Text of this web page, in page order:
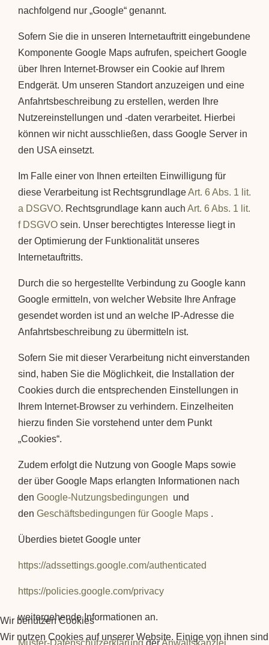
nachfolgend nur „Google“ genannt.
Sofern Sie die in unseren Internetauftritt eingebundene
Komponente Google Maps aufrufen, speichert Google
über Ihren Internet-Browser ein Cookie auf Ihrem
Endgerät. Um unseren Standort anzuzeigen und eine
Anfahrtsbeschreibung zu erstellen, werden Ihre
Nutzereinstellungen und -daten verarbeitet. Hierbei
können wir nicht ausschließen, dass Google Server in
den USA einsetzt.
Im Falle einer von Ihnen erteilten Einwilligung für
diese Verarbeitung ist RechtsgrundlageArt. 6 Abs. 1 lit.
a DSGVO. Rechtsgrundlage kann auch Art. 6 Abs. 1 lit.
f DSGVO sein. Unser berechtigtes Interesse liegt in
der Optimierung der Funktionalität unseres
Internetauftritts.
Durch die so hergestellte Verbindung zu Google kann
Google ermitteln, von welcher Website Ihre Anfrage
gesendet worden ist und an welche IP-Adresse die
Anfahrtsbeschreibung zu übermitteln ist.
Sofern Sie mit dieser Verarbeitung nicht einverstanden
sind, haben Sie die Möglichkeit, die Installation der
Cookies durch die entsprechenden Einstellungen in
Ihrem Internet-Browser zu verhindern. Einzelheiten
hierzu finden Sie vorstehend unter dem Punkt
„Cookies“.
Zudem erfolgt die Nutzung von Google Maps sowie
der über Google Maps erlangten Informationen nach
den Google-Nutzungsbedingungen und
den Geschäftsbedingungen für Google Maps .
Überdies bietet Google unter
https://adssettings.google.com/authenticated
https://policies.google.com/privacy
weitergehende Informationen an.
Muster-DatenschutzerklärungderAnwaltskanzlei
Wir benutzen Cookies
Wir nutzen Cookies auf unserer Website. Einige von ihnen sind